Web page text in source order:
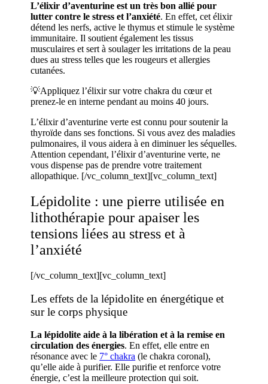
L’élixir d’aventurine est un très bon allié pour
lutter contre le stress et l’anxiété. En effet, cet élixir
détend les nerfs, active le thymus et stimule le système
immunitaire. Il soutient également les tissus
musculaires et sert à soulager les irritations de la peau
dues au stress telles que les rougeurs et allergies
cutanées.
💡Appliquez l’élixir sur votre chakra du cœur et
prenez-le en interne pendant au moins 40 jours.
L’élixir d’aventurine verte est connu pour soutenir la
thyroïde dans ses fonctions. Si vous avez des maladies
pulmonaires, il vous aidera à en diminuer les séquelles.
Attention cependant, l’élixir d’aventurine verte, ne
vous dispense pas de prendre votre traitement
allopathique. [/vc_column_text][vc_column_text]
Lépidolite : une pierre utilisée en
lithothérapie pour apaiser les
tensions liées au stress et à
l’anxiété
[/vc_column_text][vc_column_text]
Les effets de la lépidolite en énergétique et
sur le corps physique
La lépidolite aide à la libération et à la remise en
circulation des énergies. En effet, elle entre en
résonance avec le 7° chakra (le chakra coronal),
qu’elle aide à purifier. Elle purifie et renforce votre
énergie, c’est la meilleure protection qui soit.